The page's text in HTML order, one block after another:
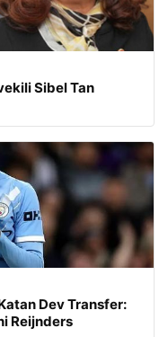
Sibel Tan
Dev Transfer:
Reijnders